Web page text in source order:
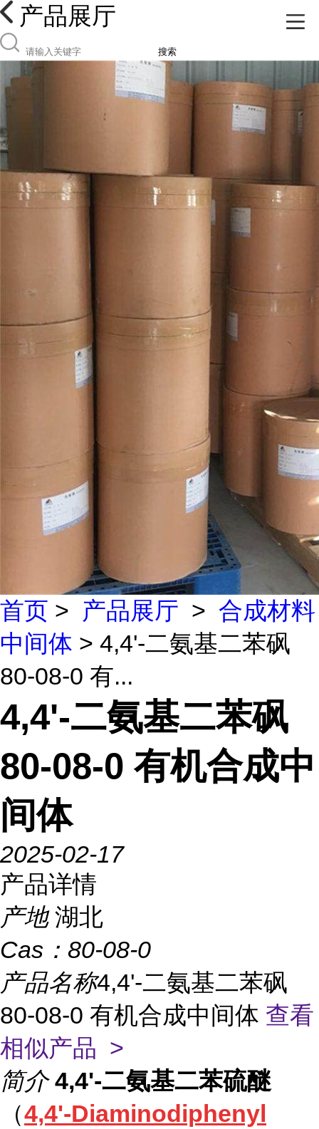
产品展厅
搜索
首页 > 产品展厅 > 合成材料
中间体 > 4,4'-二氨基二苯砜
80-08-0 有...
4,4'-二氨基二苯砜
80-08-0 有机合成中
间体
2025-02-17
产品详情
产地 湖北
Cas： 80-08-0
产品名称4,4'-二氨基二苯砜
80-08-0 有机合成中间体 查看
相似产品 >
简介 4,4'-二氨基二苯硫醚
（4,4'-Diaminodiphenyl